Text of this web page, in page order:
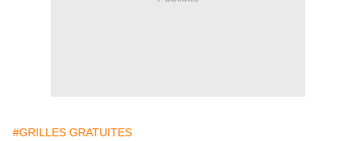
#GRILLES GRATUITES